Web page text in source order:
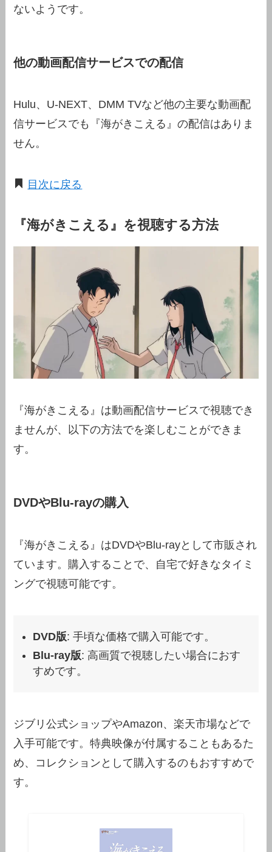
ないようです。
他の動画配信サービスでの配信
Hulu、U-NEXT、DMM TVなど他の主要な動画配
信サービスでも『海がきこえる』の配信はありま
せん。
目次に戻る
『海がきこえる』を視聴する方法
『海がきこえる』は動画配信サービスで視聴でき
ませんが、以下の方法でを楽しむことができま
す。
DVDやBlu-rayの購入
『海がきこえる』はDVDやBlu-rayとして市販され
ています。購入することで、自宅で好きなタイミ
ングで視聴可能です。
DVD版: 手頃な価格で購入可能です。
Blu-ray版: 高画質で視聴したい場合におす
すめです。
ジブリ公式ショップやAmazon、楽天市場などで
入手可能です。特典映像が付属することもあるた
め、コレクションとして購入するのもおすすめで
す。